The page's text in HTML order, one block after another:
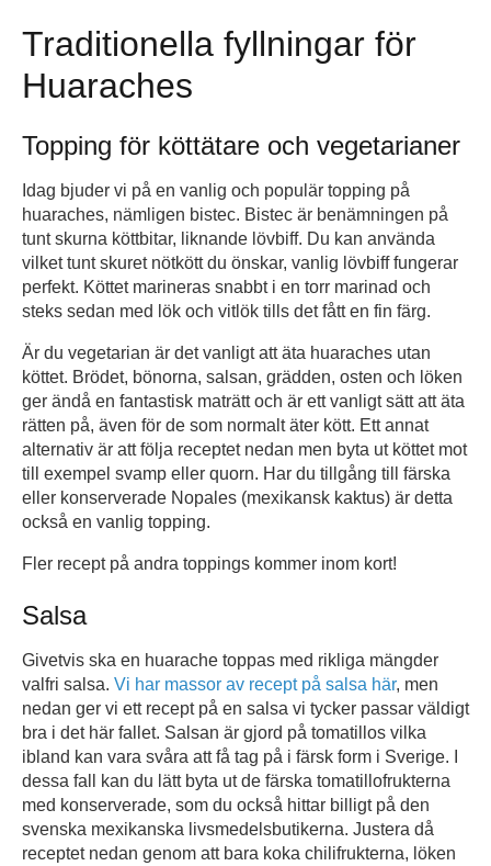
Traditionella fyllningar för
Huaraches
Topping för köttätare och vegetarianer
Idag bjuder vi på en vanlig och populär topping på
huaraches, nämligen bistec. Bistec är benämningen på
tunt skurna köttbitar, liknande lövbiff. Du kan använda
vilket tunt skuret nötkött du önskar, vanlig lövbiff fungerar
perfekt. Köttet marineras snabbt i en torr marinad och
steks sedan med lök och vitlök tills det fått en fin färg.
Är du vegetarian är det vanligt att äta huaraches utan
köttet. Brödet, bönorna, salsan, grädden, osten och löken
ger ändå en fantastisk maträtt och är ett vanligt sätt att äta
rätten på, även för de som normalt äter kött. Ett annat
alternativ är att följa receptet nedan men byta ut köttet mot
till exempel svamp eller quorn. Har du tillgång till färska
eller konserverade Nopales (mexikansk kaktus) är detta
också en vanlig topping.
Fler recept på andra toppings kommer inom kort!
Salsa
Givetvis ska en huarache toppas med rikliga mängder
valfri salsa. Vi har massor av recept på salsa här, men
nedan ger vi ett recept på en salsa vi tycker passar väldigt
bra i det här fallet. Salsan är gjord på tomatillos vilka
ibland kan vara svåra att få tag på i färsk form i Sverige. I
dessa fall kan du lätt byta ut de färska tomatillofrukterna
med konserverade, som du också hittar billigt på den
svenska mexikanska livsmedelsbutikerna. Justera då
receptet nedan genom att bara koka chilifrukterna, löken